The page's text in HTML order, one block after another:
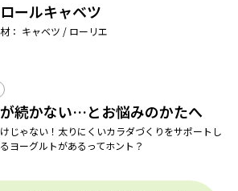
ールキャベツ
： キャベツ / ローリエ
続かない…とお悩みのかたへ
じゃない！太りにくいカラダづくりをサポートし
ヨーグルトがあるってホント？